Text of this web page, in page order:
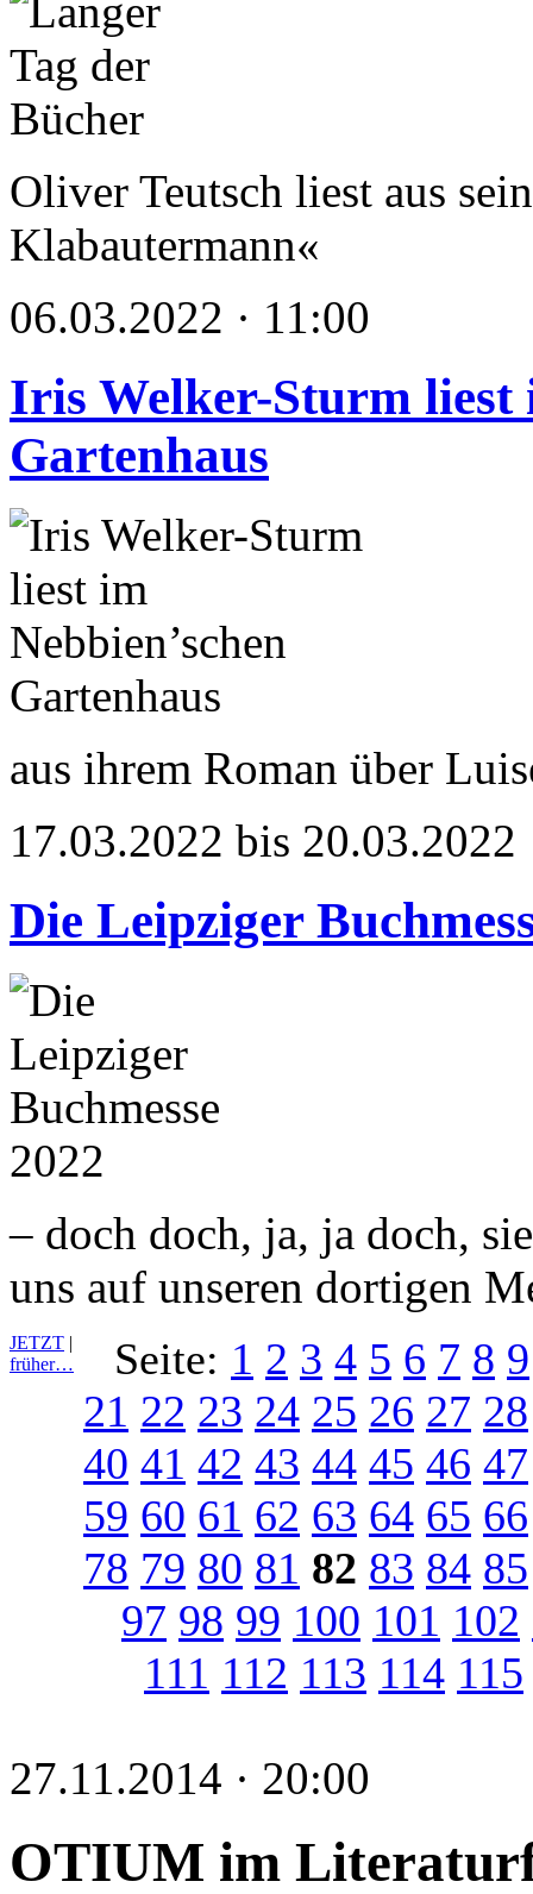
Oliver Teutsch liest aus
Klabautermann«
06.03.2022 · 11:00
Iris Welker-Sturm liest
Gartenhaus
aus ihrem Roman über
17.03.2022 bis 20.03.2022
Die Leipziger
– doch doch, ja, ja doch,
uns auf unseren dortigen
JETZT |
früher…
Seite: 1 2 3 4 5 6 7 8 9
21 22 23 24 25 26 27 28
40 41 42 43 44 45 46 47
59 60 61 62 63 64 65 66
78 79 80 81 82 83 84 85
97 98 99 100 101 102
111 112 113 114 115
27.11.2014 · 20:00
OTIUM im